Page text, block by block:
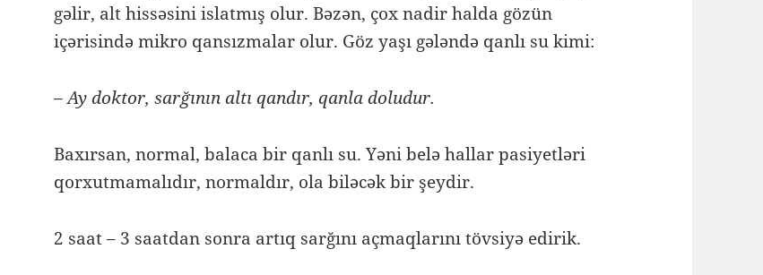
gəlir, alt hissəsini islatmış olur. Bəzən, çox nadir halda gözün
içərisində mikro qansızmalar olur. Göz yaşı gələndə qanlı su kimi:
– Ay doktor, sarğının altı qandır, qanla doludur.
Baxırsan, normal, balaca bir qanlı su. Yəni belə hallar pasiyetləri
qorxutmamalıdır, normaldır, ola biləcək bir şeydir.
2 saat – 3 saatdan sonra artıq sarğını açmaqlarını tövsiyə edirik.